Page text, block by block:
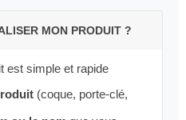
MON PRODUIT ?
est simple et rapide
(coque, porte-clé,